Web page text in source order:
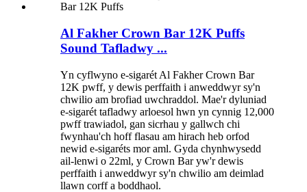
Al Fakher Crown Bar 12K Puffs
Sound Tafladwy ...
Yn cyflwyno e-sigarét Al Fakher Crown Bar
12K pwff, y dewis perffaith i anweddwyr sy'n
chwilio am brofiad uwchraddol. Mae'r dyluniad
e-sigarét tafladwy arloesol hwn yn cynnig 12,000
pwff trawiadol, gan sicrhau y gallwch chi
fwynhau'ch hoff flasau am hirach heb orfod
newid e-sigaréts mor aml. Gyda chynhwysedd
ail-lenwi o 22ml, y Crown Bar yw'r dewis
perffaith i anweddwyr sy'n chwilio am deimlad
llawn corff a boddhaol.